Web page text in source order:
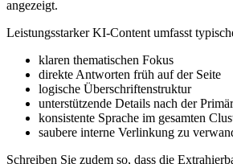
angezeigt.
Leistungsstarker KI-Content umfasst
klaren thematischen Fokus
direkte Antworten früh auf der Seite
logische Überschriftenstruktur
unterstützende Details nach der
konsistente Sprache im gesamten
saubere interne Verlinkung zu
Schreiben Sie zudem so, dass die